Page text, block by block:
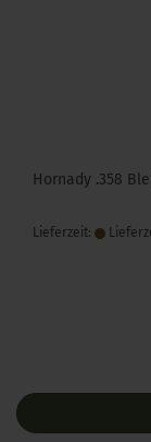
Hornady .358
Lieferzeit: